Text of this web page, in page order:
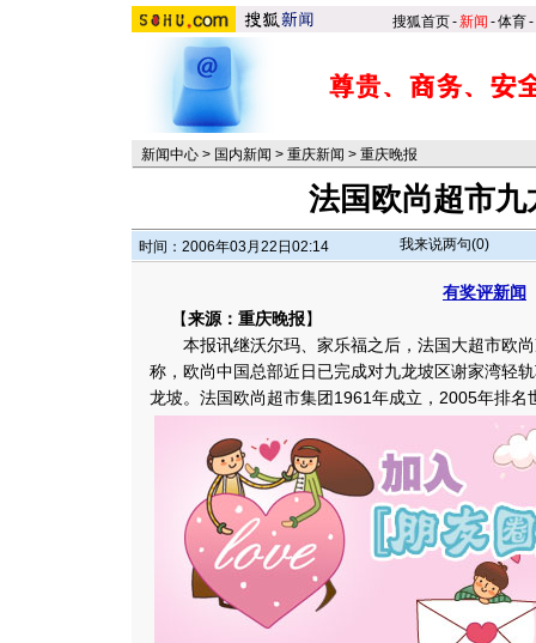
搜狐首页-新闻 -体育-
新闻中心 > 国内新闻 > 重庆新闻 > 重庆晚报
法国欧尚超市九
时间：2006年03月22日02:14 我来说两句(0)
有奖评新闻
【来源：重庆晚报】
本报讯继沃尔玛、家乐福之后，法国大超市欧尚
称，欧尚中国总部近日已完成对九龙坡区谢家湾轻
龙坡。法国欧尚超市集团1961年成立，2005年排